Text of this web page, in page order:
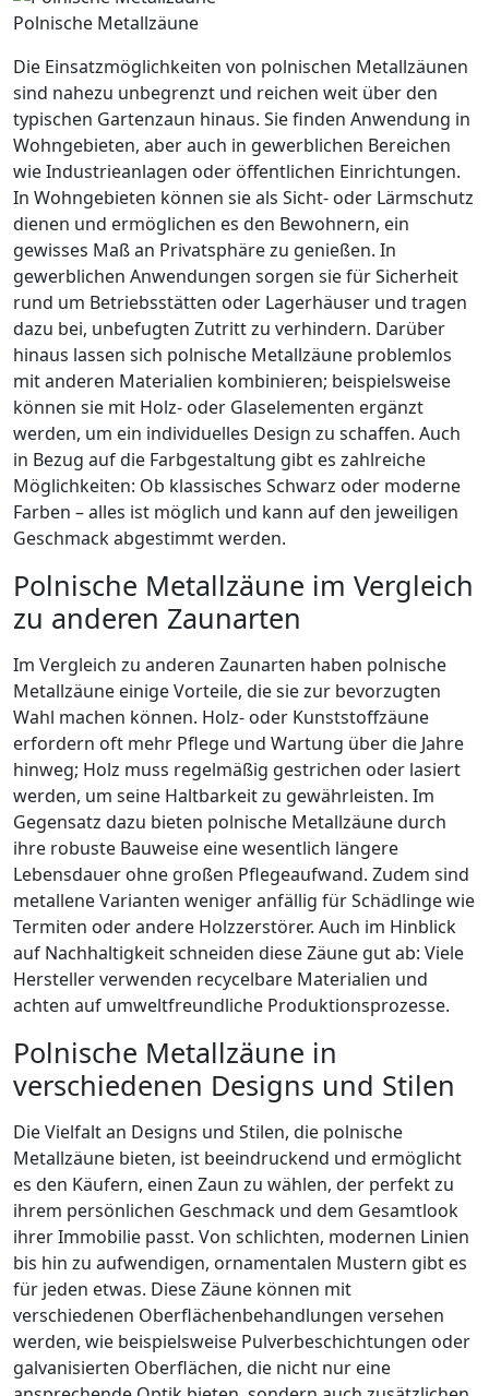
Polnische Metallzäune
Die Einsatzmöglichkeiten von polnischen Metallzäunen
sind nahezu unbegrenzt und reichen weit über den
typischen Gartenzaun hinaus. Sie finden Anwendung in
Wohngebieten, aber auch in gewerblichen Bereichen
wie Industrieanlagen oder öffentlichen Einrichtungen.
In Wohngebieten können sie als Sicht- oder Lärmschutz
dienen und ermöglichen es den Bewohnern, ein
gewisses Maß an Privatsphäre zu genießen. In
gewerblichen Anwendungen sorgen sie für Sicherheit
rund um Betriebsstätten oder Lagerhäuser und tragen
dazu bei, unbefugten Zutritt zu verhindern. Darüber
hinaus lassen sich polnische Metallzäune problemlos
mit anderen Materialien kombinieren; beispielsweise
können sie mit Holz- oder Glaselementen ergänzt
werden, um ein individuelles Design zu schaffen. Auch
in Bezug auf die Farbgestaltung gibt es zahlreiche
Möglichkeiten: Ob klassisches Schwarz oder moderne
Farben – alles ist möglich und kann auf den jeweiligen
Geschmack abgestimmt werden.
Polnische Metallzäune im Vergleich
zu anderen Zaunarten
Im Vergleich zu anderen Zaunarten haben polnische
Metallzäune einige Vorteile, die sie zur bevorzugten
Wahl machen können. Holz- oder Kunststoffzäune
erfordern oft mehr Pflege und Wartung über die Jahre
hinweg; Holz muss regelmäßig gestrichen oder lasiert
werden, um seine Haltbarkeit zu gewährleisten. Im
Gegensatz dazu bieten polnische Metallzäune durch
ihre robuste Bauweise eine wesentlich längere
Lebensdauer ohne großen Pflegeaufwand. Zudem sind
metallene Varianten weniger anfällig für Schädlinge wie
Termiten oder andere Holzzerstörer. Auch im Hinblick
auf Nachhaltigkeit schneiden diese Zäune gut ab: Viele
Hersteller verwenden recycelbare Materialien und
achten auf umweltfreundliche Produktionsprozesse.
Polnische Metallzäune in
verschiedenen Designs und Stilen
Die Vielfalt an Designs und Stilen, die polnische
Metallzäune bieten, ist beeindruckend und ermöglicht
es den Käufern, einen Zaun zu wählen, der perfekt zu
ihrem persönlichen Geschmack und dem Gesamtlook
ihrer Immobilie passt. Von schlichten, modernen Linien
bis hin zu aufwendigen, ornamentalen Mustern gibt es
für jeden etwas. Diese Zäune können mit
verschiedenen Oberflächenbehandlungen versehen
werden, wie beispielsweise Pulverbeschichtungen oder
galvanisierten Oberflächen, die nicht nur eine